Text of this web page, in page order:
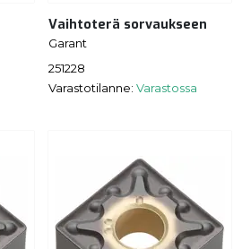
Vaihtoterä sorvaukseen
Garant
251228
Varastotilanne: Varastossa